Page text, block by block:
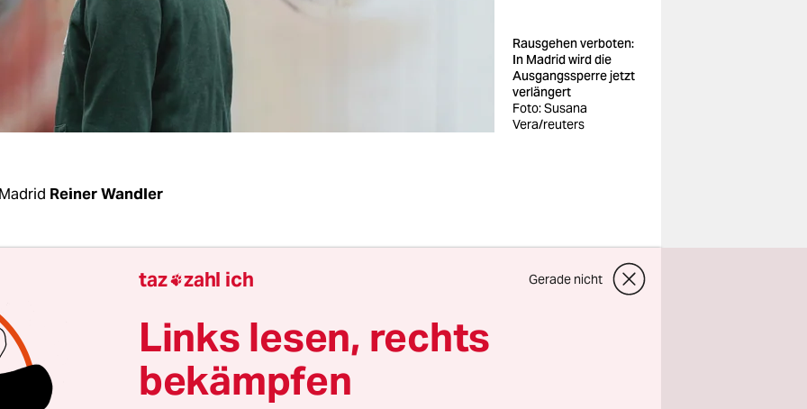
Rausgehen verboten:
In Madrid wird die
Ausgangssperre jetzt
verlängert
Foto: Susana
Vera/reuters
Reiner Wandler
erhoben sich die wenigen Abgeordneten, die bei der
über die Verlängerung des Ausnahmestands in
waren, und applaudierten. Diejenigen, die nur per
zugeschaltet waren, gingen auf ihre Balkone und
parteiübergreifend dem Applaus an, mit dem die
Spanier Abend für Abenddas Personal im
taz zahl ich Gerade nicht
Links lesen, rechts
bekämpfen